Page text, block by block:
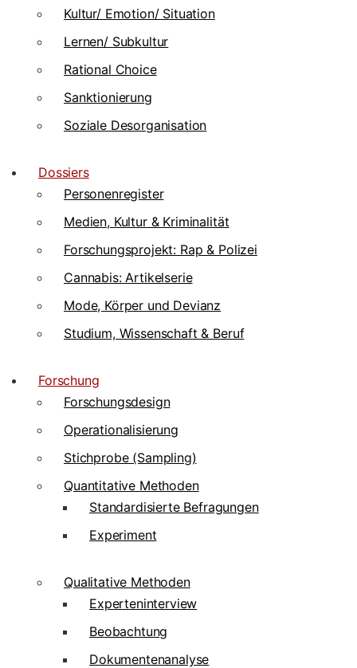
Kultur/ Emotion/ Situation
Lernen/ Subkultur
Rational Choice
Sanktionierung
Soziale Desorganisation
Dossiers
Personenregister
Medien, Kultur & Kriminalität
Forschungsprojekt: Rap & Polizei
Cannabis: Artikelserie
Mode, Körper und Devianz
Studium, Wissenschaft & Beruf
Forschung
Forschungsdesign
Operationalisierung
Stichprobe (Sampling)
Quantitative Methoden
Standardisierte Befragungen
Experiment
Qualitative Methoden
Experteninterview
Beobachtung
Dokumentenanalyse